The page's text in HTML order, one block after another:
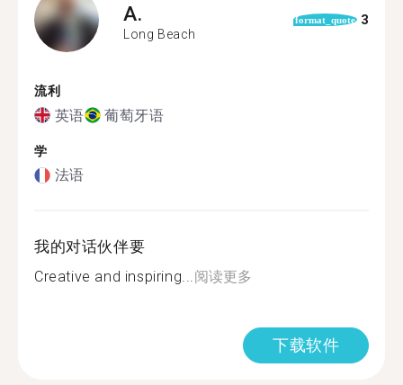
A.
Long Beach
format_quote 3
流利
英语 葡萄牙语
学
法语
我的对话伙伴要
Creative and inspiring...阅读更多
下载软件